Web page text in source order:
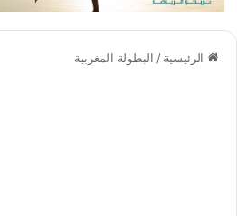
الرئيسية / البطولة المغربية